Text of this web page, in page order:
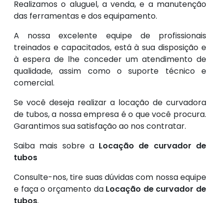
Realizamos o aluguel, a venda, e a manutenção
das ferramentas e dos equipamento.
A nossa excelente equipe de profissionais
treinados e capacitados, está à sua disposição e
à espera de lhe conceder um atendimento de
qualidade, assim como o suporte técnico e
comercial.
Se você deseja realizar a locação de curvadora
de tubos, a nossa empresa é o que você procura.
Garantimos sua satisfação ao nos contratar.
Saiba mais sobre a Locação de curvador de
tubos
Consulte-nos, tire suas dúvidas com nossa equipe
e faça o orçamento da Locação de curvador de